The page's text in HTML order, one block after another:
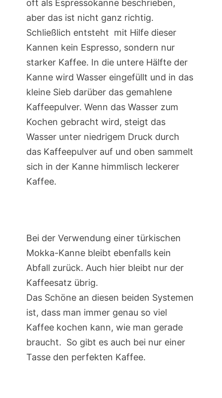
oft als Espressokanne beschrieben,
aber das ist nicht ganz richtig.
Schließlich entsteht mit Hilfe dieser
Kannen kein Espresso, sondern nur
starker Kaffee. In die untere Hälfte der
Kanne wird Wasser eingefüllt und in das
kleine Sieb darüber das gemahlene
Kaffeepulver. Wenn das Wasser zum
Kochen gebracht wird, steigt das
Wasser unter niedrigem Druck durch
das Kaffeepulver auf und oben sammelt
sich in der Kanne himmlisch leckerer
Kaffee.
Bei der Verwendung einer türkischen
Mokka-Kanne bleibt ebenfalls kein
Abfall zurück. Auch hier bleibt nur der
Kaffeesatz übrig.
Das Schöne an diesen beiden Systemen
ist, dass man immer genau so viel
Kaffee kochen kann, wie man gerade
braucht. So gibt es auch bei nur einer
Tasse den perfekten Kaffee.